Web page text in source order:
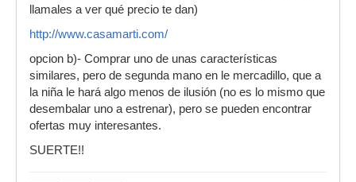
llamales a ver qué precio te dan)
http://www.casamarti.com/
opcion b)- Comprar uno de unas características
similares, pero de segunda mano en le mercadillo, que a
la niña le hará algo menos de ilusión (no es lo mismo que
desembalar uno a estrenar), pero se pueden encontrar
ofertas muy interesantes.
SUERTE!!